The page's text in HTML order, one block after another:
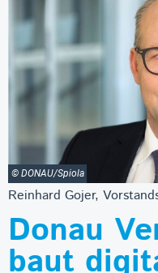
© DONAU/Spiola
Reinhard Gojer,
Donau
baut